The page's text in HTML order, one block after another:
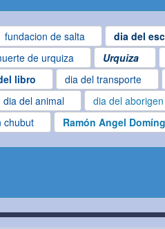
fundacion de salta dia del
de urquiza Urquiza
libro dia del transporte
dia del animal dia del aborigen
chubut Ramón Angel